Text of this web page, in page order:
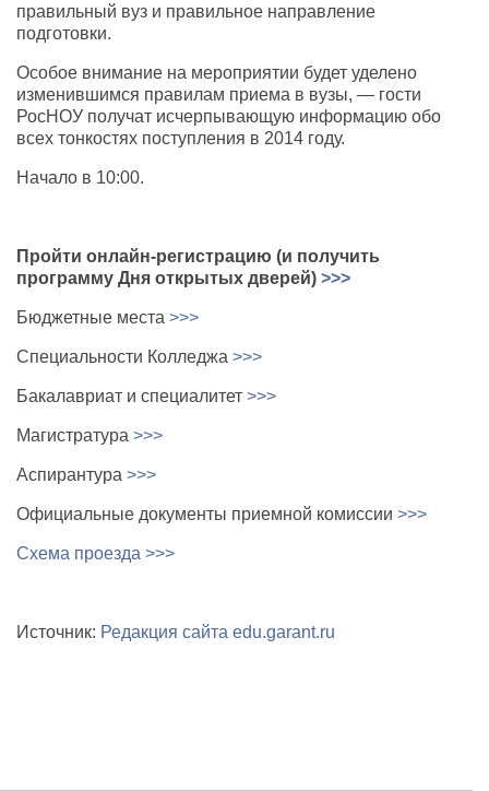
правильный вуз и правильное направление
подготовки.
Особое внимание на мероприятии будет уделено
изменившимся правилам приема в вузы, — гости
РосНОУ получат исчерпывающую информацию обо
всех тонкостях поступления в 2014 году.
Начало в 10:00.
Пройти онлайн-регистрацию (и получить
программу Дня открытых дверей) >>>
Бюджетные места >>>
Специальности Колледжа >>>
Бакалавриат и специалитет >>>
Магистратура >>>
Аспирантура >>>
Официальные документы приемной комиссии >>>
Схема проезда >>>
Источник: Редакция сайта edu.garant.ru